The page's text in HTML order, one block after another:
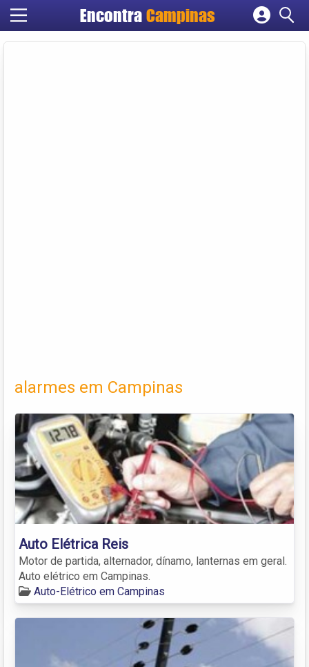
Encontra Campinas
Cadastrar empresa
alarmes em Campinas
Auto Elétrica Reis
Motor de partida, alternador, dínamo, lanternas em geral.
Auto elétrico em Campinas.
Auto-Elétrico em Campinas